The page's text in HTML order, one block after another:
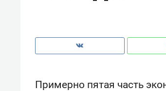
Примерно пятая часть